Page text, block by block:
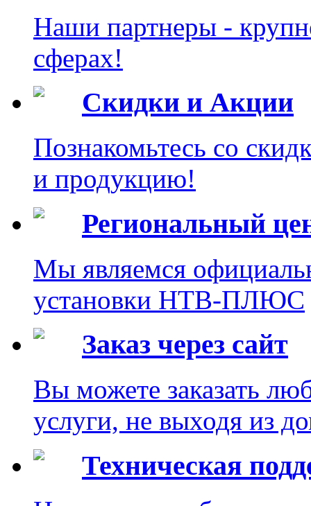
Наши партнеры -
сферах!
Скидки и Акции
Познакомьтесь со
и продукцию!
Региональный
Мы являемся
установки НТВ-ПЛЮС
Заказ через сайт
Вы можете заказать
услуги, не выходя из
Техническая